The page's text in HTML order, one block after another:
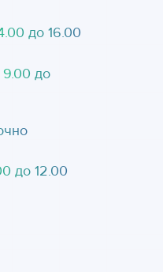
до 16.00
9.00 до
до 12.00